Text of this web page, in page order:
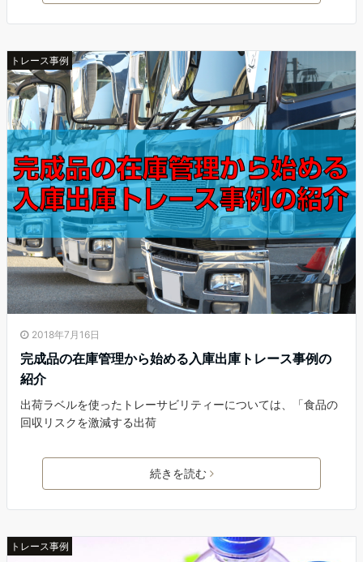
トレース事例
2018年7月16日
完成品の在庫管理から始める入庫出庫トレース事例の
紹介
出荷ラベルを使ったトレーサビリティーについては、「食品の
回収リスクを激減する出荷
続きを読む
トレース事例